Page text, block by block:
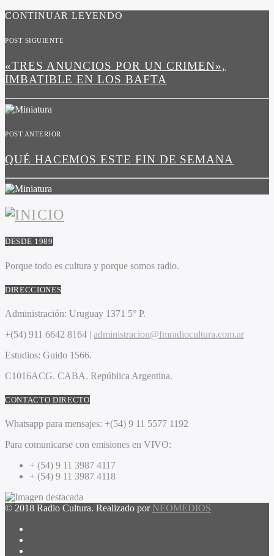
CONTINUAR LEYENDO
POST SIGUIENTE
«TRES ANUNCIOS POR UN CRIMEN»,
IMBATIBLE EN LOS BAFTA
POST ANTERIOR
QUÉ HACEMOS ESTE FIN DE SEMANA
DESDE 1989
Porque todo es cultura y porque somos radio.
DIRECCIONES
Administración: Uruguay 1371 5° P.
+(54) 911 6642 8164 | administracion@fmradiocultura.com.ar
Estudios: Guido 1566.
C1016ACG. CABA. República Argentina.
CONTACTO DIRECTO
Whatsapp para mensajes: +(54) 9 11 5577 1192
Para comunicarse con emisiones en VIVO:
+ (54) 9 11 3987 4117
+ (54) 9 11 3987 4118
© 2018 Radio Cultura. Realizado por NEOMEDIOS